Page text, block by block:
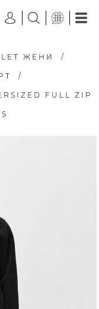
ЖЕНИ /
/
FULL ZIP